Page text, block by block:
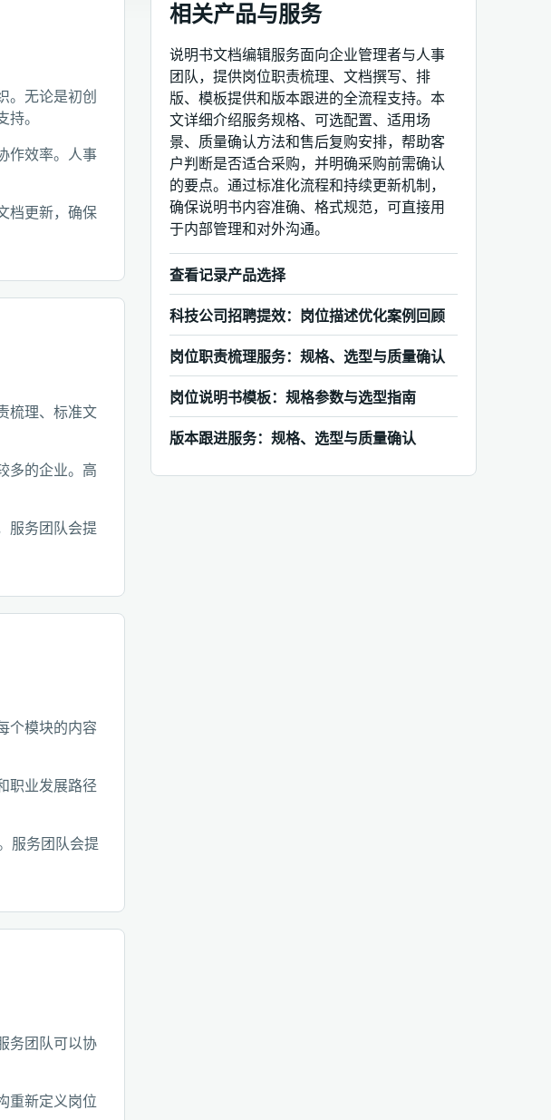
。无论是初创
。
作效率。人事
档更新，确保
梳理、标准文
多的企业。高
服务团队会提
个模块的内容
职业发展路径
服务团队会提
务团队可以协
重新定义岗位
相关产品与服务
说明书文档编辑服务面向企业管理者与人事
团队，提供岗位职责梳理、文档撰写、排
版、模板提供和版本跟进的全流程支持。本
文详细介绍服务规格、可选配置、适用场
景、质量确认方法和售后复购安排，帮助客
户判断是否适合采购，并明确采购前需确认
的要点。通过标准化流程和持续更新机制，
确保说明书内容准确、格式规范，可直接用
于内部管理和对外沟通。
查看记录产品选择
科技公司招聘提效：岗位描述优化案例回顾
岗位职责梳理服务：规格、选型与质量确认
岗位说明书模板：规格参数与选型指南
版本跟进服务：规格、选型与质量确认